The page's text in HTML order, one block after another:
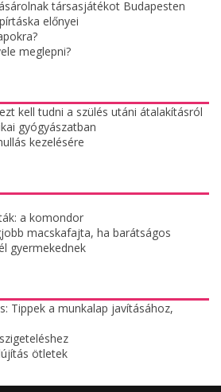
társasjátékot Budapesten
előnyei
meglepni?
kell tudni a szülés utáni átalakításról
gyógyászatban
kezelésére
a komondor
macskafajta, ha barátságos
gyermekednek
Tippek a munkalap javításához,
ötletek